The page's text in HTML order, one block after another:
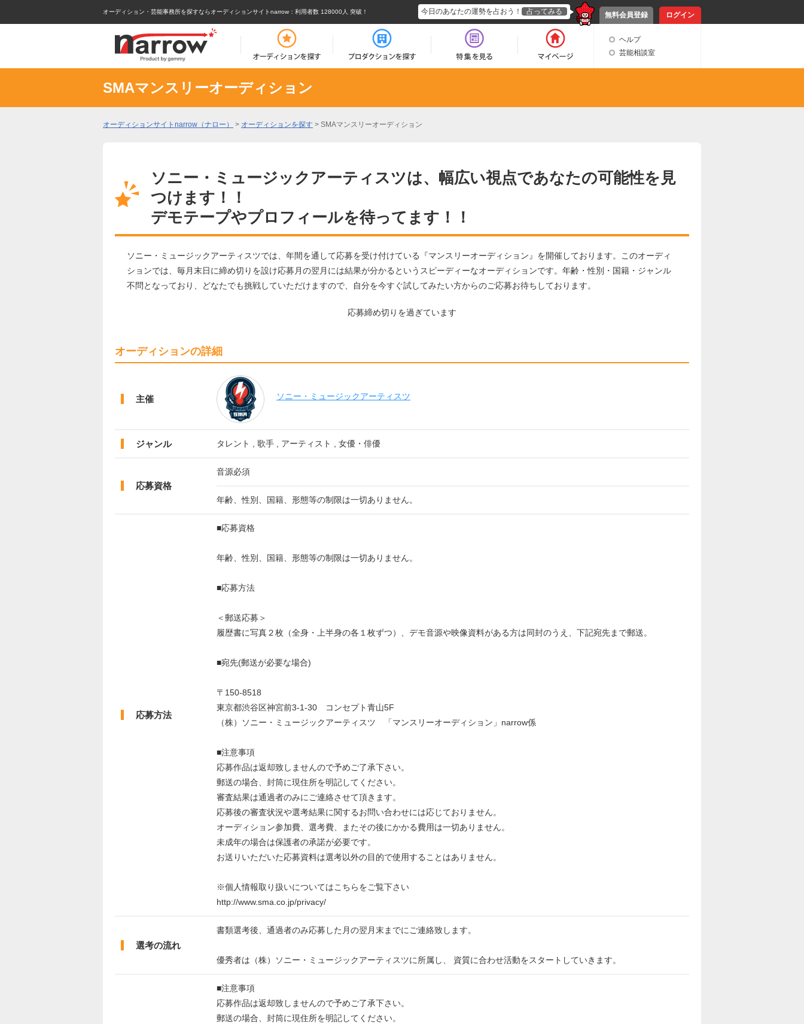
オーディション・芸能事務所を探すならオーディションサイトnarrow ：利用者数 128000人 突破！ 無料会員登録 ログイン
今日のあなたの運勢を占おう！ 占ってみる
ヘルプ
芸能相談室
SMAマンスリーオーディション
オーディションサイトnarrow（ナロー） > オーディションを探す > SMAマンスリーオーディション
ソニー・ミュージックアーティスツは、幅広い視点であなたの可能性を見
つけます！！
デモテープやプロフィールを待ってます！！
ソニー・ミュージックアーティスツでは、年間を通して応募を受け付けている『マンスリーオーディション』を開催しております。このオーディ
ションでは、毎月末日に締め切りを設け応募月の翌月には結果が分かるというスピーディーなオーディションです。年齢・性別・国籍・ジャンル
不問となっており、どなたでも挑戦していただけますので、自分を今すぐ試してみたい方からのご応募お待ちしております。
応募締め切りを過ぎています
オーディションの詳細
主催 ソニー・ミュージックアーティスツ
ジャンル タレント , 歌手 , アーティスト , 女優・俳優
応募資格
音源必須
年齢、性別、国籍、形態等の制限は一切ありません。
応募方法
■応募資格
年齢、性別、国籍、形態等の制限は一切ありません。
■応募方法
＜郵送応募＞
履歴書に写真２枚（全身・上半身の各１枚ずつ）、デモ音源や映像資料がある方は同封のうえ、下記宛先まで郵送。
■宛先(郵送が必要な場合)
〒150-8518
東京都渋谷区神宮前3-1-30 コンセプト青山5F
（株）ソニー・ミュージックアーティスツ 「マンスリーオーディション」narrow係
■注意事項
応募作品は返却致しませんので予めご了承下さい。
郵送の場合、封筒に現住所を明記してください。
審査結果は通過者のみにご連絡させて頂きます。
応募後の審査状況や選考結果に関するお問い合わせには応じておりません。
オーディション参加費、選考費、またその後にかかる費用は一切ありません。
未成年の場合は保護者の承諾が必要です。
お送りいただいた応募資料は選考以外の目的で使用することはありません。
※個人情報取り扱いについてはこちらをご覧下さい
http://www.sma.co.jp/privacy/
選考の流れ
書類選考後、通過者のみ応募した月の翌月末までにご連絡致します。
優秀者は（株）ソニー・ミュージックアーティスツに所属し、 資質に合わせ活動をスタートしていきます。
■注意事項
応募作品は返却致しませんので予めご了承下さい。
郵送の場合、封筒に現住所を明記してください。